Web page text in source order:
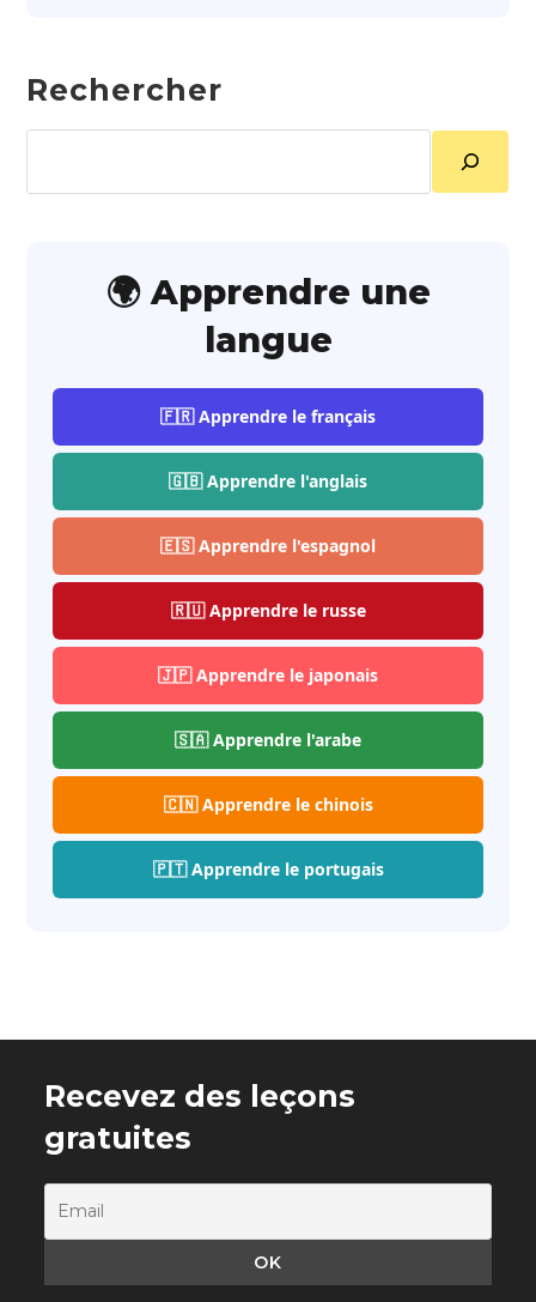
Rechercher
🌍 Apprendre une
langue
🇫🇷 Apprendre le français
🇬🇧 Apprendre l'anglais
🇪🇸 Apprendre l'espagnol
🇷🇺 Apprendre le russe
🇯🇵 Apprendre le japonais
🇸🇦 Apprendre l'arabe
🇨🇳 Apprendre le chinois
🇵🇹 Apprendre le portugais
Recevez des leçons
gratuites